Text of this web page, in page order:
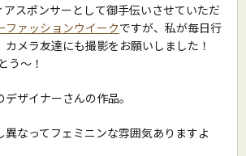
アスポンサーとして御手伝いさせていただ
ファッションウイークですが、私が毎日行
カメラ友達にも撮影をお願いしました！
う〜！
ザイナーさんの作品。
異なってフェミニンな雰囲気ありますよ